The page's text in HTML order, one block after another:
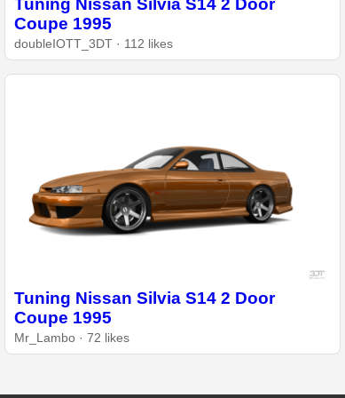
Coupe 1995
doubleIOTT_3DT · 112 likes
Tuning Nissan Silvia S14 2 Door
Coupe 1995
Mr_Lambo · 72 likes